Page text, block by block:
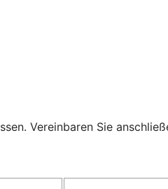
Vereinbaren Sie